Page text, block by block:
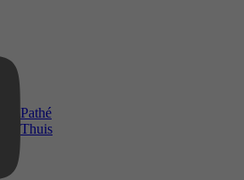
Pathé
Thuis